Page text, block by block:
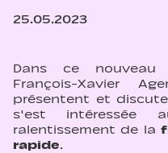
25.05.2023
Dans ce nouveau
François-Xavier
présentent et
s'est intéressée
ralentissement de la
rapide.